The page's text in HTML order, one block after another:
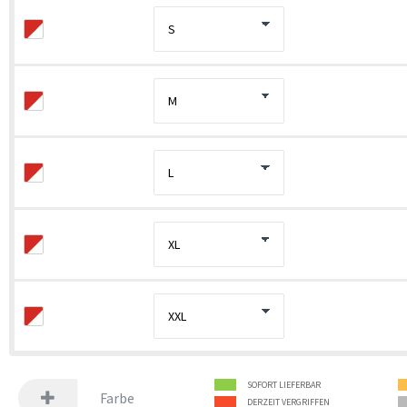
Farbe
SOFORT LIEFERBAR
DERZEIT VERGRIFFEN